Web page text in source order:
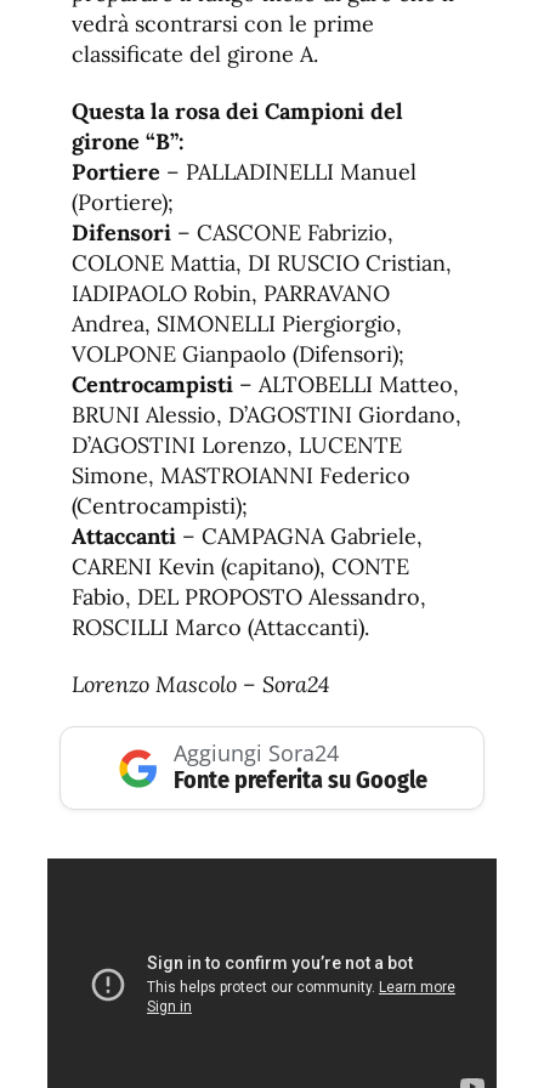
vedrà scontrarsi con le prime
classificate del girone A.
Questa la rosa dei Campioni del
girone “B”:
Portiere – PALLADINELLI Manuel
(Portiere);
Difensori – CASCONE Fabrizio,
COLONE Mattia, DI RUSCIO Cristian,
IADIPAOLO Robin, PARRAVANO
Andrea, SIMONELLI Piergiorgio,
VOLPONE Gianpaolo (Difensori);
Centrocampisti – ALTOBELLI Matteo,
BRUNI Alessio, D’AGOSTINI Giordano,
D’AGOSTINI Lorenzo, LUCENTE
Simone, MASTROIANNI Federico
(Centrocampisti);
Attaccanti – CAMPAGNA Gabriele,
CARENI Kevin (capitano), CONTE
Fabio, DEL PROPOSTO Alessandro,
ROSCILLI Marco (Attaccanti).
Lorenzo Mascolo – Sora24
Aggiungi Sora24
Fonte preferita su Google